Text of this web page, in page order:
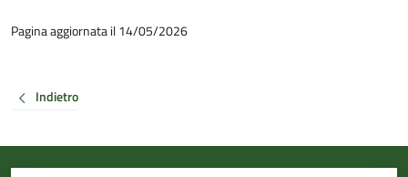
Pagina aggiornata il 14/05/2026
Indietro